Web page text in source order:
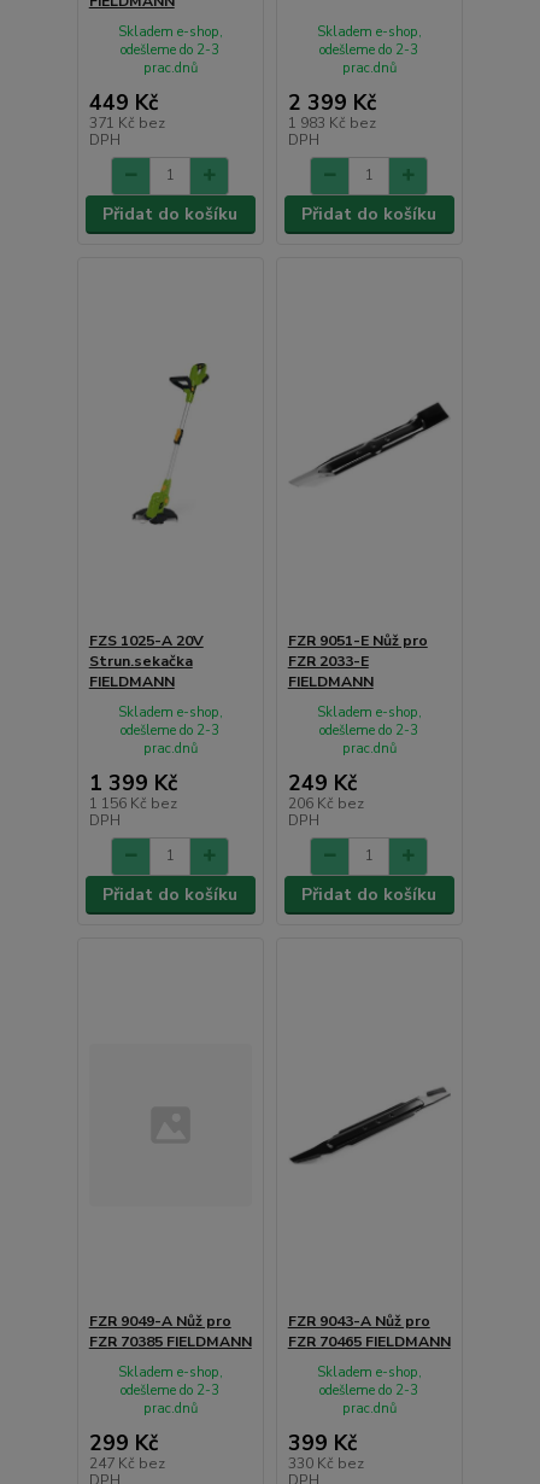
449 Kč
371 Kč bez
DPH
Skladem e-shop,
odešleme do 2-3
prac.dnů
Přidat do košíku
2 399 Kč
1 983 Kč bez
DPH
Skladem e-shop,
odešleme do 2-3
prac.dnů
Přidat do košíku
FZS 1025-A 20V
Strun.sekačka
FIELDMANN
1 399 Kč
1 156 Kč bez
DPH
Skladem e-shop,
odešleme do 2-3
prac.dnů
Přidat do košíku
FZR 9051-E Nůž pro
FZR 2033-E
FIELDMANN
249 Kč
206 Kč bez
DPH
Skladem e-shop,
odešleme do 2-3
prac.dnů
Přidat do košíku
FZR 9049-A Nůž pro
FZR 70385 FIELDMANN
299 Kč
247 Kč bez
DPH
Skladem e-shop,
odešleme do 2-3
prac.dnů
FZR 9043-A Nůž pro
FZR 70465 FIELDMANN
399 Kč
330 Kč bez
DPH
Skladem e-shop,
odešleme do 2-3
prac.dnů